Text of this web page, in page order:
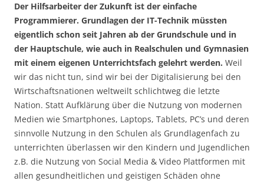
Der Hilfsarbeiter der Zukunft ist der einfache
Programmierer. Grundlagen der IT-Technik müssten
eigentlich schon seit Jahren ab der Grundschule und in
der Hauptschule, wie auch in Realschulen und Gymnasien
mit einem eigenen Unterrichtsfach gelehrt werden. Weil
wir das nicht tun, sind wir bei der Digitalisierung bei den
Wirtschaftsnationen weltweilt schlichtweg die letzte
Nation. Statt Aufklärung über die Nutzung von modernen
Medien wie Smartphones, Laptops, Tablets, PC’s und deren
sinnvolle Nutzung in den Schulen als Grundlagenfach zu
unterrichten überlassen wir den Kindern und Jugendlichen
z.B. die Nutzung von Social Media & Video Plattformen mit
allen gesundheitlichen und geistigen Schäden ohne